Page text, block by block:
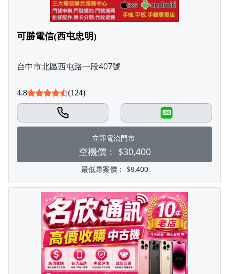
可勝電信(西屯忠明)
台中市北區西屯路一段407號
4.8 (124)
LINE
立即電洽門市
空機價： $30,400
最低專案價： $8,400